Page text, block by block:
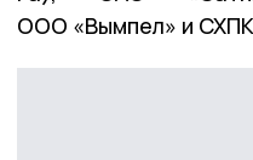
ООО «Вымпел» и